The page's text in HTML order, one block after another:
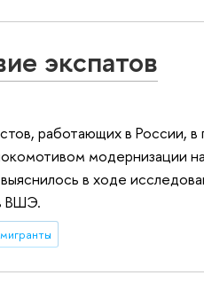
экспатов
работающих в России,
модернизации
в ходе
ВШЭ.
мигранты